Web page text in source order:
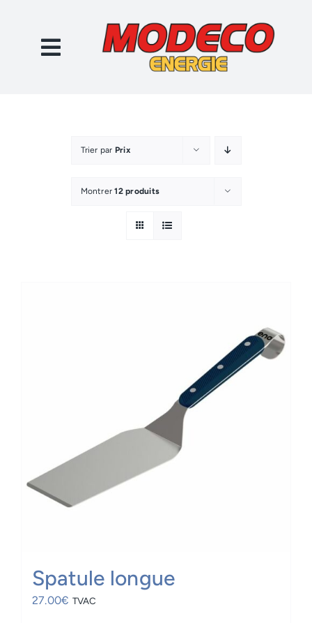
contenu
Trier par Prix
Montrer12 produits
Spatule longue
27.00€ TVAC